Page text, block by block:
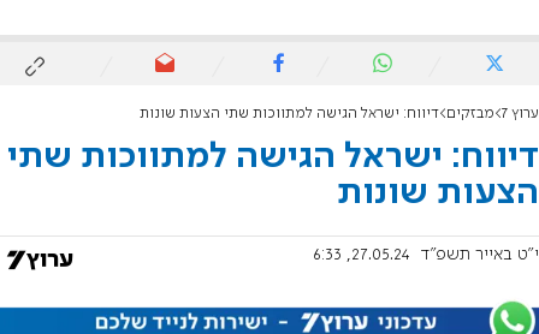
ערוץ 7 מבזקים דיווח: ישראל הגישה למתווכות שתי הצעות שונות
דיווח: ישראל הגישה למתווכות שתי
הצעות שונות
י"ט באייר תשפ"ד 27.05.24, 6:33